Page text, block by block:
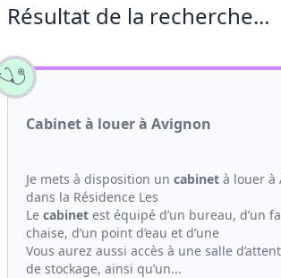
Résultat de la recherche...
Cabinet à louer à Avignon
Je mets à disposition un cabinet à louer à
dans la Résidence Les
Le cabinet est équipé d’un bureau, d’un
chaise, d’un point d’eau et d’une
Vous aurez aussi accès à une salle
de stockage, ainsi qu’un...